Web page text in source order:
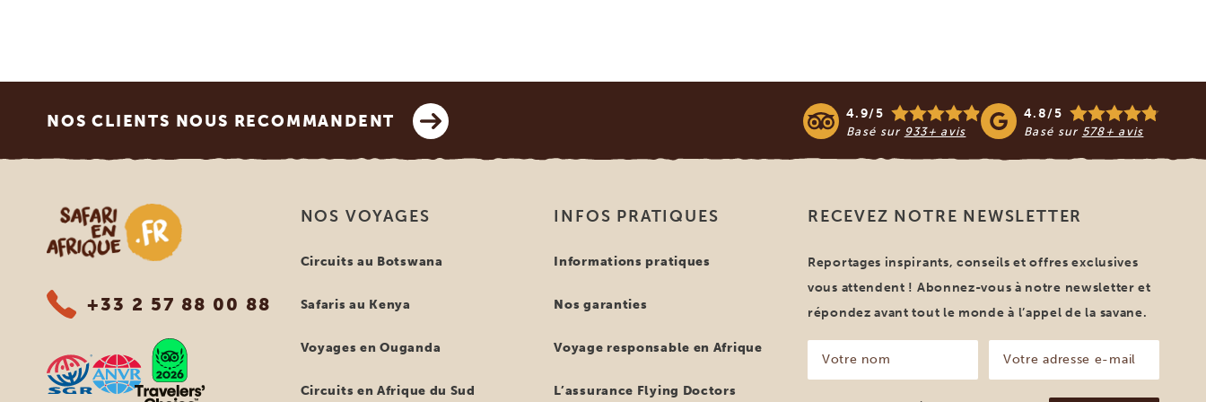
NOS CLIENTS NOUS RECOMMANDENT 4.9/5
Basé sur 933+ avis
4.8/5
Basé sur 578+ avis
Safari en Afrique
+33 2 57 88 00 88
NOS VOYAGES
Circuits au Botswana
Safaris au Kenya
Voyages en Ouganda
Circuits en Afrique du Sud
INFOS PRATIQUES
Informations pratiques
Nos garanties
Voyage responsable en Afrique
L’assurance Flying Doctors
RECEVEZ NOTRE NEWSLETTER
Reportages inspirants, conseils et offres exclusives
vous attendent ! Abonnez-vous à notre newsletter et
répondez avant tout le monde à l’appel de la savane.
nom
(Nécessaire)
adresse
e-